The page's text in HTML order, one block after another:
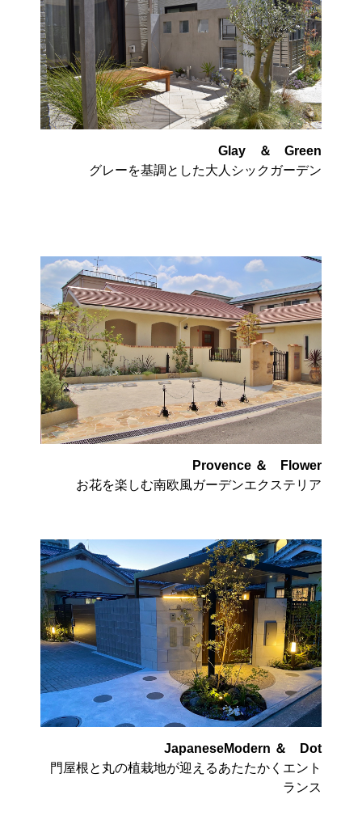
Glay ＆ Green
グレーを基調とした大人シックガーデン
Provence ＆ Flower
お花を楽しむ南欧風ガーデンエクステリア
JapaneseModern ＆ Dot
門屋根と丸の植栽地が迎えるあたたかくエント
ランス